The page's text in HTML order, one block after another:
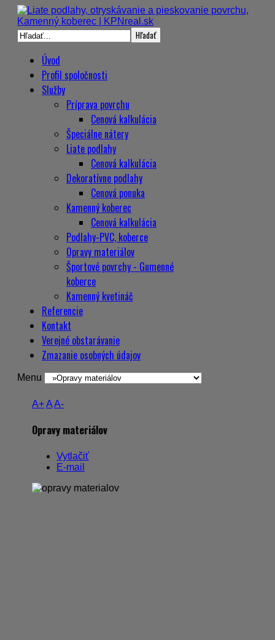
Úvod
Profil spoločnosti
Služby
Príprava povrchu
Cenová kalkulácia
Špeciálne nátery
Liate podlahy
Cenová kalkulácia
Dekoratívne podlahy
Cenová ponuka
Kamenný koberec
Cenová kalkulácia
Podlahy-PVC, koberce
Opravy materiálov
Športové povrchy - Gumenné
koberce
Kamenný kvetináč
Referencie
Kontakt
Verejné obstarávanie
Zmazanie osobných údajov
Menu
A+AA-
Opravy materiálov
Vytlačiť
E-mail